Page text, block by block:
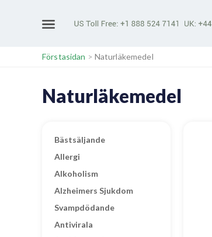
Förstasidan > Naturläkemedel
Naturläkemedel
Bästsäljande
Allergi
Alkoholism
Alzheimers Sjukdom
Svampdödande
Antivirala